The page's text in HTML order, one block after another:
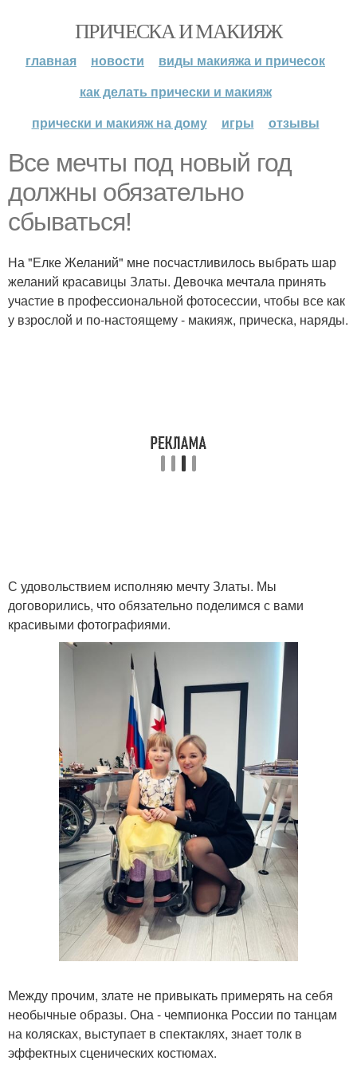
ПРИЧЕСКА И МАКИЯЖ
главная новости
виды макияжа и причесок
как делать прически и макияж
прически и макияж на дому
игры отзывы
Все мечты под новый год
должны обязательно
сбываться!
На "Елке Желаний" мне посчастливилось выбрать шар
желаний красавицы Златы. Девочка мечтала принять
участие в профессиональной фотосессии, чтобы все как
у взрослой и по-настоящему - макияж, прическа, наряды.
С удовольствием исполняю мечту Златы. Мы
договорились, что обязательно поделимся с вами
красивыми фотографиями.
Между прочим, злате не привыкать примерять на себя
необычные образы. Она - чемпионка России по танцам
на колясках, выступает в спектаклях, знает толк в
эффектных сценических костюмах.